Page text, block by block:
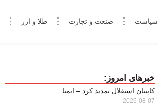
سیاست صنعت و تجارت طلا و ارز
خبرهای امروز:
کاپیتان استقلال تمدید کرد – ایمنا
2026-08-07